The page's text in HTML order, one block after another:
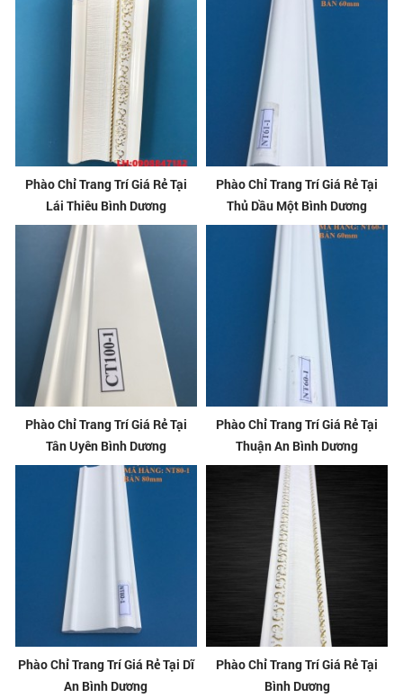
Phào Chỉ Trang Trí Giá Rẻ Tại
Lái Thiêu Bình Dương
Phào Chỉ Trang Trí Giá Rẻ Tại
Thủ Dầu Một Bình Dương
Phào Chỉ Trang Trí Giá Rẻ Tại
Tân Uyên Bình Dương
Phào Chỉ Trang Trí Giá Rẻ Tại
Thuận An Bình Dương
Phào Chỉ Trang Trí Giá Rẻ Tại Dĩ
An Bình Dương
Phào Chỉ Trang Trí Giá Rẻ Tại
Bình Dương